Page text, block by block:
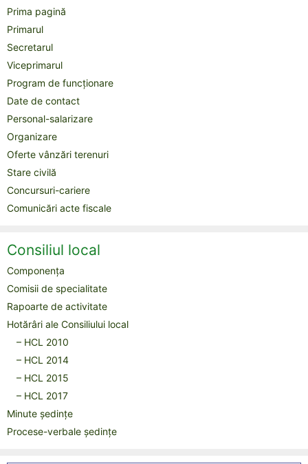
Prima pagină
Primarul
Secretarul
Viceprimarul
Program de funcționare
Date de contact
Personal-salarizare
Organizare
Oferte vânzări terenuri
Stare civilă
Concursuri-cariere
Comunicări acte fiscale
Consiliul local
Componența
Comisii de specialitate
Rapoarte de activitate
Hotărâri ale Consiliului local
– HCL 2010
– HCL 2014
– HCL 2015
– HCL 2017
Minute ședințe
Procese-verbale ședințe